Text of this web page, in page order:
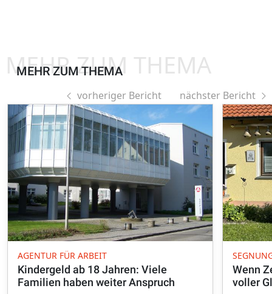
MEHR ZUM THEMA
MEHR ZUM THEMA
vorheriger Bericht nächster Bericht
AGENTUR FÜR ARBEIT
Kindergeld ab 18 Jahren: Viele
Familien haben weiter Anspruch
Wenn
voller